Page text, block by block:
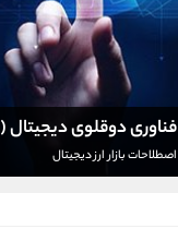
فناوری دوقلوی دیجیتال (Digital Twin)
اصطلاحات بازار ارز دیجیتال